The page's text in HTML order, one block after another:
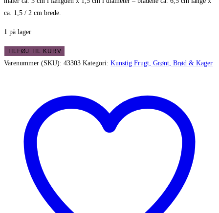
ca. 1,5 / 2 cm brede.
1 på lager
Flotte
naturtro
TILFØJ TIL KURV
Varenummer (SKU): 43303 Kategori: Kunstig Frugt, Grønt, Brød & Kager